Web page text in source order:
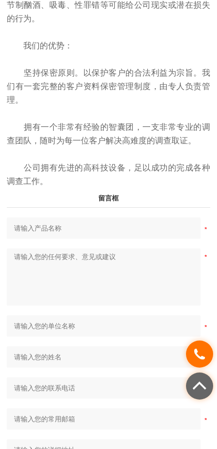
节制酗酒、吸毒、性罪错等可能给公司现实或潜在损失
的行为。
我们的优势：
坚持保密原则。以保护客户的合法利益为宗旨。我
们有一套完整的客户资料保密管理制度，由专人负责管
理。
拥有一个非常有经验的智囊团，一支非常专业的调
查团队，随时为每一位客户解决高难度的调查取证。
公司拥有先进的高科技设备，足以成功的完成各种
调查工作。
留言框